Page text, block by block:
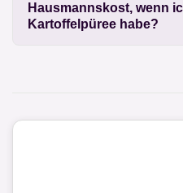
Hausmannskost, wenn
Kartoffelpüree habe?